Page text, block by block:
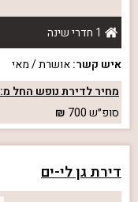
1 חדרי שינה
איש קשר:אושרת / מאי
מחיר לדירת נופש החל מ:
סופ״ש700
דירת גן לי-ים